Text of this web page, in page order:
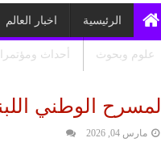
الرئيسية اخبار العالم
علوم وبحوث أحداث
المسرح الوطني
مارس 04, 2026